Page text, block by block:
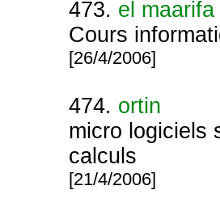
473. el maarifa
Cours
[26/4/2006]
474. ortin
micro logiciels
calculs
[21/4/2006]